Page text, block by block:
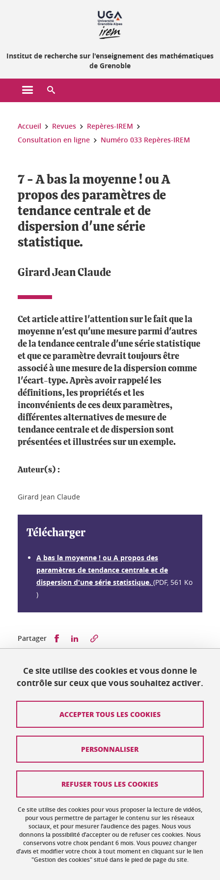
Institut de recherche sur l'enseignement des mathématiques
de Grenoble
Ouvrir le menu principal
Vous êtes ici :
Accueil Revues
Repères-IREM
Consultation en ligne
Numéro 033 Repères-IREM
7 - A bas la moyenne ! ou A
propos des paramètres de
tendance centrale et de
dispersion d'une série
statistique.
Girard Jean Claude
Cet article attire l'attention sur le fait que la
moyenne n'est qu'une mesure parmi d'autres
de la tendance centrale d'une série statistique
et que ce paramètre devrait toujours être
associé à une mesure de la dispersion comme
l'écart-type. Après avoir rappelé les
définitions, les propriétés et les
inconvénients de ces deux paramètres,
différentes alternatives de mesure de
tendance centrale et de dispersion sont
présentées et illustrées sur un exemple.
Auteur(s) :
Girard Jean Claude
Télécharger
A bas la moyenne ! ou A propos des
paramètres de tendance centrale et de
dispersion d'une série statistique. (PDF, 561 Ko
)
Partager Partager sur Facebook
Partager sur LinkedIn
Publié le 17 décembre 2023
Mis à jour le 17 décembre 2023
Contact
Mentions légales
Données personnelles : politique de confidentialité
Gestion des cookies
Accessibilité : non conforme
Ce site utilise des cookies et vous donne le
contrôle sur ceux que vous souhaitez activer.
Ce site utilise des cookies pour vous proposer la lecture de vidéos,
pour vous permettre de partager le contenu sur les réseaux
sociaux, et pour mesurer l’audience des pages. Nous vous
donnons la possibilité d’accepter ou de refuser ces cookies. Nous
conservons votre choix pendant 6 mois. Vous pouvez changer
d’avis et modifier votre choix à tout moment en cliquant sur le lien
"Gestion des cookies" situé dans le pied de page du site.
ACCEPTER TOUS LES COOKIES
REFUSER TOUS LES COOKIES
PERSONNALISER